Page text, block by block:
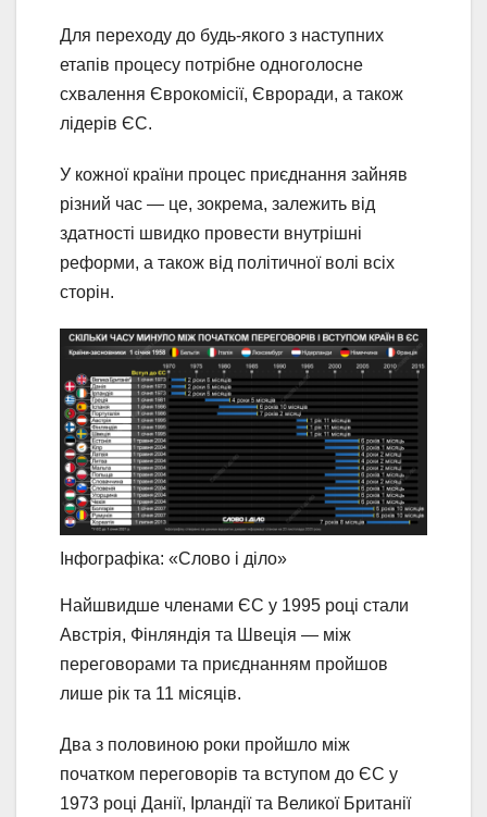
Для переходу до будь-якого з наступних
етапів процесу потрібне одноголосне
схвалення Єврокомісії, Євроради, а також
лідерів ЄС.
У кожної країни процес приєднання зайняв
різний час — це, зокрема, залежить від
здатності швидко провести внутрішні
реформи, а також від політичної волі всіх
сторін.
Інфографіка: «Слово і діло»
Найшвидше членами ЄС у 1995 році стали
Австрія, Фінляндія та Швеція — між
переговорами та приєднанням пройшов
лише рік та 11 місяців.
Два з половиною роки пройшло між
початком переговорів та вступом до ЄС у
1973 році Данії, Ірландії та Великої Британії